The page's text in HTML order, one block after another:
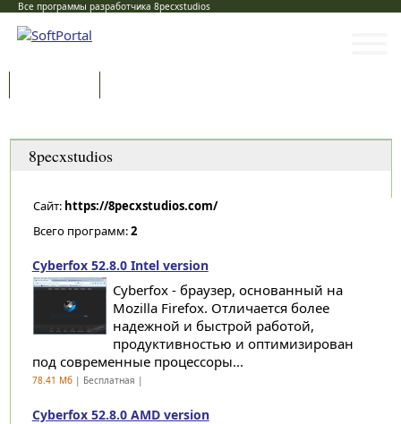
Все программы разработчика 8pecxstudios
8pecxstudios
Сайт: https://8pecxstudios.com/
Всего программ:2
Cyberfox 52.8.0 Intel version
Cyberfox - браузер, основанный на
Mozilla Firefox. Отличается более
надежной и быстрой работой,
продуктивностью и оптимизирован
под современные процессоры...
78.41 Мб| Бесплатная |
Cyberfox 52.8.0 AMD version